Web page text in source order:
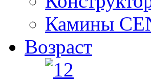
Камины
Возраст